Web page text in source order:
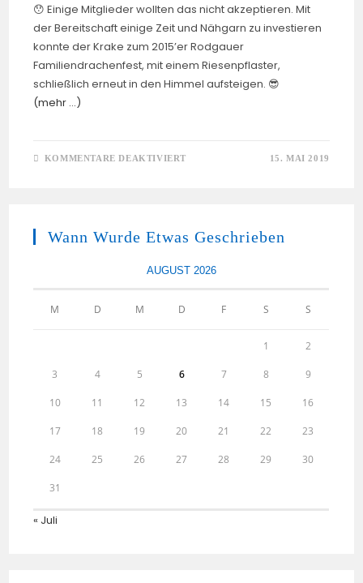
😯 Einige Mitglieder wollten das nicht akzeptieren. Mit
der Bereitschaft einige Zeit und Nähgarn zu investieren
konnte der Krake zum 2015’er Rodgauer
Familiendrachenfest, mit einem Riesenpflaster,
schließlich erneut in den Himmel aufsteigen. 😎
(mehr …)
KOMMENTARE DEAKTIVIERT 15. MAI 2019
Wann Wurde Etwas Geschrieben
AUGUST 2026
M D M D F S S
1 2
3 4 5 6 7 8 9
10 11 12 13 14 15 16
17 18 19 20 21 22 23
24 25 26 27 28 29 30
31
« Juli